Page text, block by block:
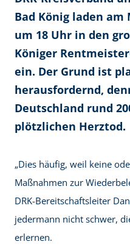
Bad König laden
um 18 Uhr in den
Königer
ein. Der Grund ist
herausfordernd,
Deutschland rund
plötzlichen Herztod.
„Dies häufig, weil keine
Maßnahmen zur
DRK-Bereitschaftsleiter
jedermann nicht schwer,
erlernen.